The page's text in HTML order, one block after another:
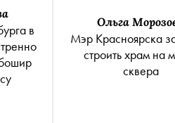
в
Ольга
Мэр Красноярска
строить храм на
сквера